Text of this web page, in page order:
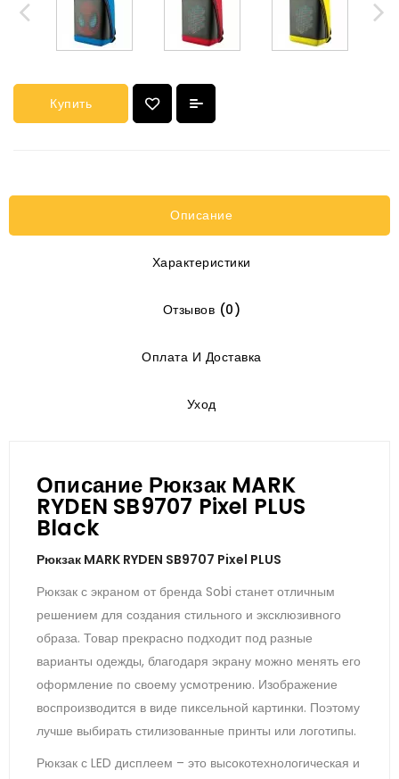
Купить
Описание
Характеристики
Отзывов (0)
Оплата И Доставка
Уход
Описание Рюкзак MARK
RYDEN SB9707 Pixel PLUS
Black
Рюкзак MARK RYDEN SB9707 Pixel PLUS
Рюкзак с экраном от бренда Sobi станет отличным
решением для создания стильного и эксклюзивного
образа. Товар прекрасно подходит под разные
варианты одежды, благодаря экрану можно менять его
оформление по своему усмотрению. Изображение
воспроизводится в виде пиксельной картинки. Поэтому
лучше выбирать стилизованные принты или логотипы.
Рюкзак с LED дисплеем – это высокотехнологическая и